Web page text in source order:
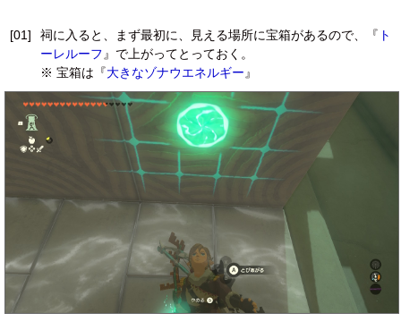
[01] 祠に入ると、まず最初に、見える場所に宝箱があるので、『 ト
ーレルーフ 』で上がってとっておく。
※ 宝箱は『大きなゾナウエネルギー 』